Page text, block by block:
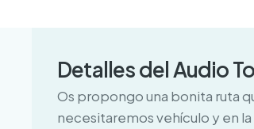
Detalles del Audio
Os propongo una bonita ruta
necesitaremos vehículo y en